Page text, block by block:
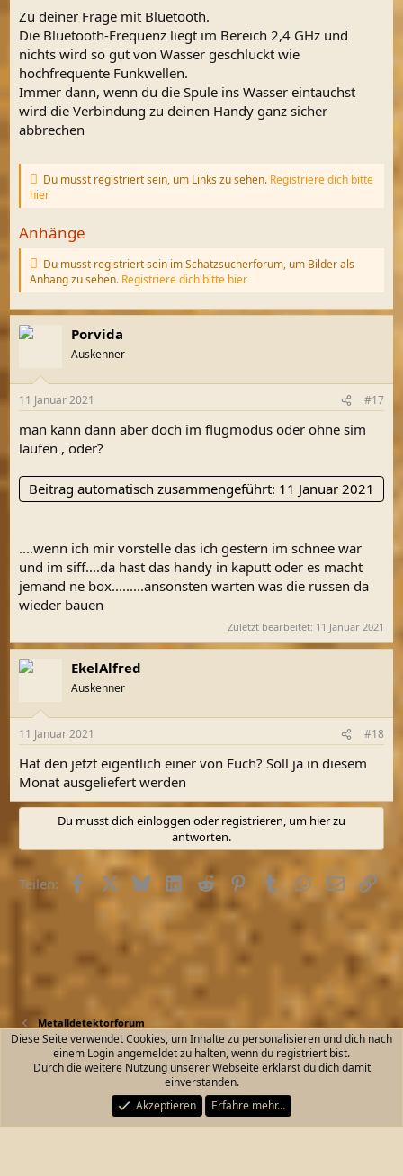
Zu deiner Frage mit Bluetooth.
Die Bluetooth-Frequenz liegt im Bereich 2,4 GHz und
nichts wird so gut von Wasser geschluckt wie
hochfrequente Funkwellen.
Immer dann, wenn du die Spule ins Wasser eintauchst
wird die Verbindung zu deinen Handy ganz sicher
abbrechen
Du musst registriert sein, um Links zu sehen. Registriere dich bitte
hier
Anhänge
Du musst registriert sein im Schatzsucherforum, um Bilder als
Anhang zu sehen. Registriere dich bitte hier
Porvida
Auskenner
11 Januar 2021 #17
man kann dann aber doch im flugmodus oder ohne sim
laufen , oder?
Beitrag automatisch zusammengeführt: 11 Januar 2021
....wenn ich mir vorstelle das ich gestern im schnee war
und im siff....da hast das handy in kaputt oder es macht
jemand ne box.........ansonsten warten was die russen da
wieder bauen
Zuletzt bearbeitet: 11 Januar 2021
EkelAlfred
Auskenner
11 Januar 2021 #18
Hat den jetzt eigentlich einer von Euch? Soll ja in diesem
Monat ausgeliefert werden
Du musst dich einloggen oder registrieren, um hier zu
antworten.
Teilen: FacebookX (Twitter)
BlueskyLinkedIn
Reddit PinterestTumblrWhatsApp
E-MailLink
Metalldetektorforum
Kontakt Nutzungsbedingungen
Datenschutz
Start
R
S
Community platform by XenForo® © 2010-2026 XenForo Ltd.
Diese Seite verwendet Cookies, um Inhalte zu personalisieren und dich nach
einem Login angemeldet zu halten, wenn du registriert bist.
Durch die weitere Nutzung unserer Webseite erklärst du dich damit
einverstanden.
Akzeptieren
Erfahre mehr…